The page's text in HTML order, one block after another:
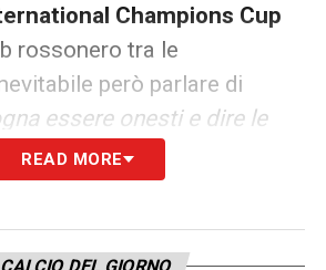
Champions Cup
rossonero tra le
però parlare di
essere onesti e dire le
Io e Leo abbiamo avuto
io non sono il club e deve
spogliatoio, voglio vedere
READ MORE